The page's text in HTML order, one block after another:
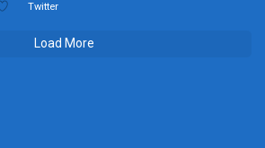
Twitter
Load More